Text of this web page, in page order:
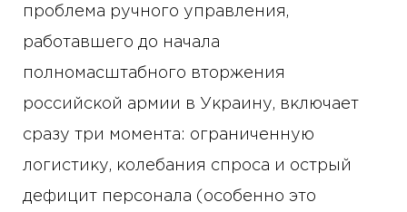
проблема ручного управления,
работавшего до начала
полномасштабного вторжения
российской армии в Украину, включает
сразу три момента: ограниченную
логистику, колебания спроса и острый
дефицит персонала (особенно это